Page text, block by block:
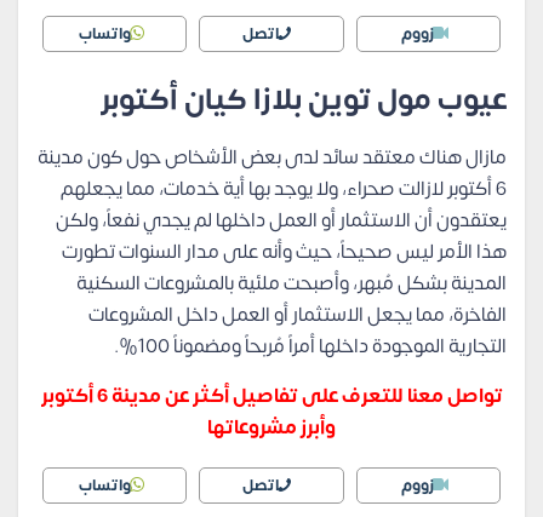
زووم اتصل واتساب
عيوب مول توين بلازا كيان أكتوبر
مازال هناك معتقد سائد لدى بعض الأشخاص حول كون مدينة
6 أكتوبر لازالت صحراء، ولا يوجد بها أية خدمات، مما يجعلهم
يعتقدون أن الاستثمار أو العمل داخلها لم يجدي نفعاً، ولكن
هذا الأمر ليس صحيحاً، حيث وأنه على مدار السنوات تطورت
المدينة بشكل مُبهر، وأصبحت ملئية بالمشروعات السكنية
الفاخرة، مما يجعل الاستثمار أو العمل داخل المشروعات
التجارية الموجودة داخلها أمراً مُربحاً ومضموناً 100%.
تواصل معنا للتعرف على تفاصيل أكثر عن مدينة 6 أكتوبر
وأبرز مشروعاتها
زووم اتصل واتساب